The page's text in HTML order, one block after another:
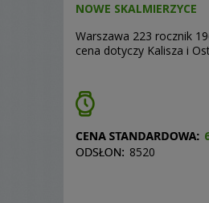
NOWE SKALMIERZYCE
Warszawa 223 rocznik
cena dotyczy Kalisza i
8520